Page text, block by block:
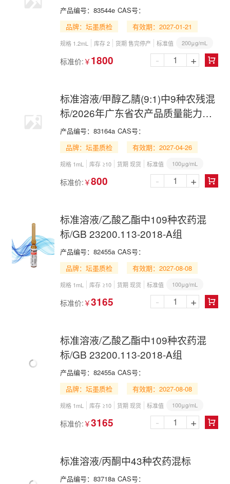
产品编号： 83544e CAS号：
品牌：坛墨质检
有效期：2027-01-21
规格 1.2mL 库存 2 货期 售完停产 标准值 200μg/mL
标准价: ￥ 1800 
- +
标准溶液/甲醇乙腈(9:1)中9种农残混
标/2026年广东省农产品质量能力验
证
产品编号： 83164a CAS号：
品牌：坛墨质检
有效期：2027-04-26
规格 1mL 库存 ≥10 货期 现货 标准值 100μg/mL
标准价: ￥800 
- +
标准溶液/乙酸乙酯中109种农药混
标/GB 23200.113-2018-A组
产品编号： 82455a CAS号：
品牌：坛墨质检
有效期：2027-08-08
规格 1mL 库存 ≥10 货期 现货 标准值 100μg/mL
标准价: ￥3165 
- +
标准溶液/乙酸乙酯中109种农药混
标/GB 23200.113-2018-A组
产品编号： 82455a CAS号：
品牌：坛墨质检
有效期：2027-08-08
规格 1mL 库存 ≥10 货期 现货 标准值 100μg/mL
标准价: ￥3165 
- +
标准溶液/丙酮中43种农药混标
产品编号： 83718a CAS号：